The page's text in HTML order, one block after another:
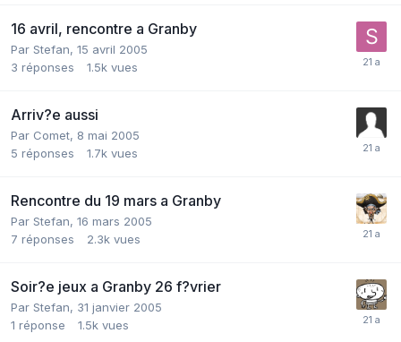
16 avril, rencontre a Granby
Par Stefan, 15 avril 2005
3 réponses 1.5k vues
Arriv?e aussi
Par Comet, 8 mai 2005
5 réponses 1.7k vues
Rencontre du 19 mars a Granby
Par Stefan, 16 mars 2005
7 réponses 2.3k vues
Soir?e jeux a Granby 26 f?vrier
Par Stefan, 31 janvier 2005
1 réponse 1.5k vues